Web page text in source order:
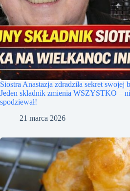
Siostra Anastazja zdradziła sekret swojej
Jeden składnik zmienia WSZYSTKO –
spodziewał!
21 marca 2026